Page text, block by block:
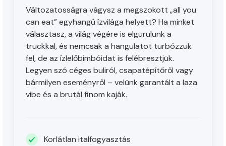
Változatosságra vágysz a megszokott „all you
can eat” egyhangú ízvilága helyett? Ha minket
választasz, a világ végére is elgurulunk a
truckkal, és nemcsak a hangulatot turbózzuk
fel, de az ízlelőbimbóidat is felébresztjük.
Legyen szó céges buliról, csapatépítőről vagy
bármilyen eseményről – velünk garantált a laza
vibe és a brutál finom kaják.
Korlátlan italfogyasztás